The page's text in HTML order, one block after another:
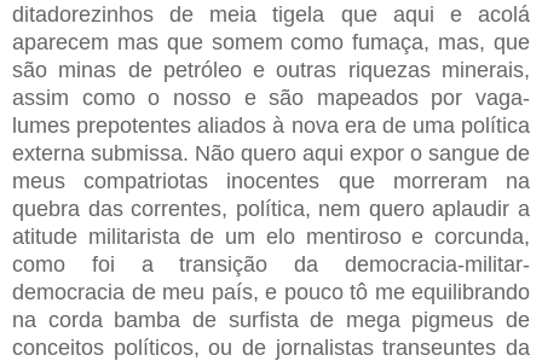
ditadorezinhos de meia tigela que aqui e acolá
aparecem mas que somem como fumaça, mas, que
são minas de petróleo e outras riquezas minerais,
assim como o nosso e são mapeados por vaga-
lumes prepotentes aliados à nova era de uma política
externa submissa. Não quero aqui expor o sangue de
meus compatriotas inocentes que morreram na
quebra das correntes, política, nem quero aplaudir a
atitude militarista de um elo mentiroso e corcunda,
como foi a transição da democracia-militar-
democracia de meu país, e pouco tô me equilibrando
na corda bamba de surfista de mega pigmeus de
conceitos políticos, ou de jornalistas transeuntes da